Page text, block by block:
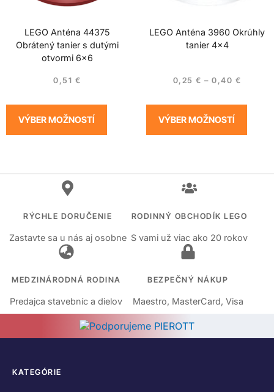
LEGO Anténa 44375
Obrátený tanier s dutými
otvormi 6×6
0,51 €
VÝBER MOŽNOSTÍ
LEGO Anténa 3960 Okrúhly
tanier 4×4
0,25€ – 0,40 €
VÝBER MOŽNOSTÍ
RÝCHLE DORUČENIE
Zastavte sa u nás aj osobne
RODINNÝ OBCHODÍK LEGO
S vami už viac ako 20 rokov
MEDZINÁRODNÁ RODINA
Predajca stavebníc a dielov
BEZPEČNÝ NÁKUP
Maestro, MasterCard, Visa
KATEGÓRIE